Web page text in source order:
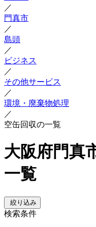
／
門真市
／
島頭
／
ビジネス
／
その他サービス
／
環境・廃棄物処理
／
空缶回収の一覧
大阪府門真
一覧
絞り込み
検索条件